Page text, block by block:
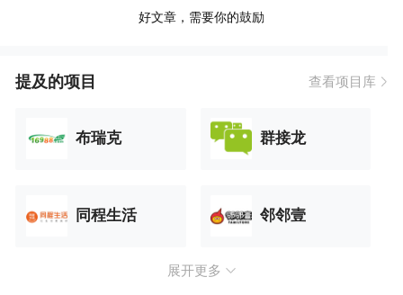
好文章，需要你的鼓励
提及的项目 查看项目库
布瑞克 群接龙
同程生活 邻邻壹
展开更多